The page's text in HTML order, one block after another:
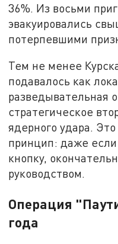
36%. Из восьми
эвакуировались
потерпевшими
Тем не менее
подавалось как
разведывательная
стратегическое
ядерного удара.
принцип: даже
кнопку,
руководством.
Операция
года